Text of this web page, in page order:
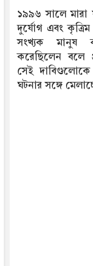
১৯৯৬ সালে মারা
দুর্যোগ এবং
সংখ্যক মানুষ
করেছিলেন বলে
সেই
ঘটনার সঙ্গে